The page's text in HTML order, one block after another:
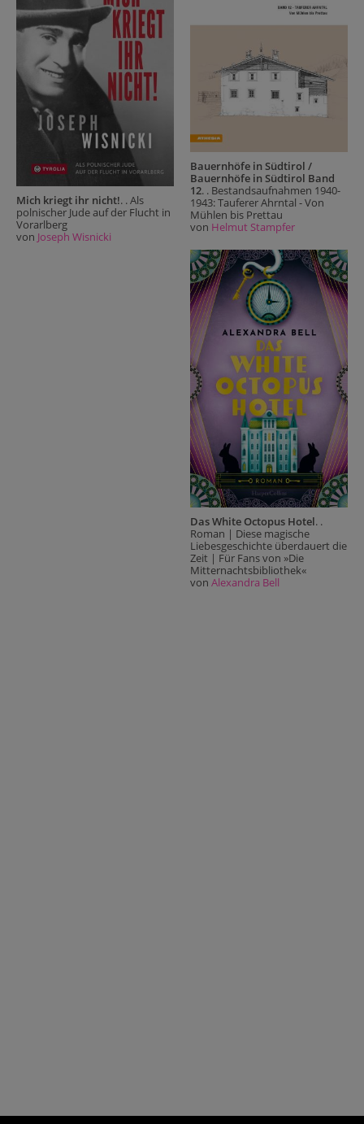
Mich kriegt ihr nicht!. . Als
polnischer Jude auf der Flucht in
Vorarlberg
von Joseph Wisnicki
Bauernhöfe in Südtirol /
Bauernhöfe in Südtirol Band
12. . Bestandsaufnahmen 1940-
1943: Tauferer Ahrntal - Von
Mühlen bis Prettau
von Helmut Stampfer
Das White Octopus Hotel. .
Roman | Diese magische
Liebesgeschichte überdauert die
Zeit | Für Fans von »Die
Mitternachtsbibliothek«
von Alexandra Bell